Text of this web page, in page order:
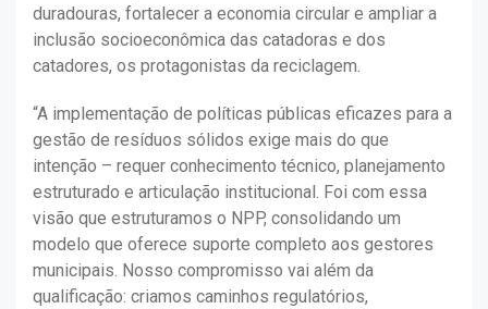
duradouras, fortalecer a economia circular e ampliar a
inclusão socioeconômica das catadoras e dos
catadores, os protagonistas da reciclagem.
“A implementação de políticas públicas eficazes para a
gestão de resíduos sólidos exige mais do que
intenção – requer conhecimento técnico, planejamento
estruturado e articulação institucional. Foi com essa
visão que estruturamos o NPP, consolidando um
modelo que oferece suporte completo aos gestores
municipais. Nosso compromisso vai além da
qualificação: criamos caminhos regulatórios,